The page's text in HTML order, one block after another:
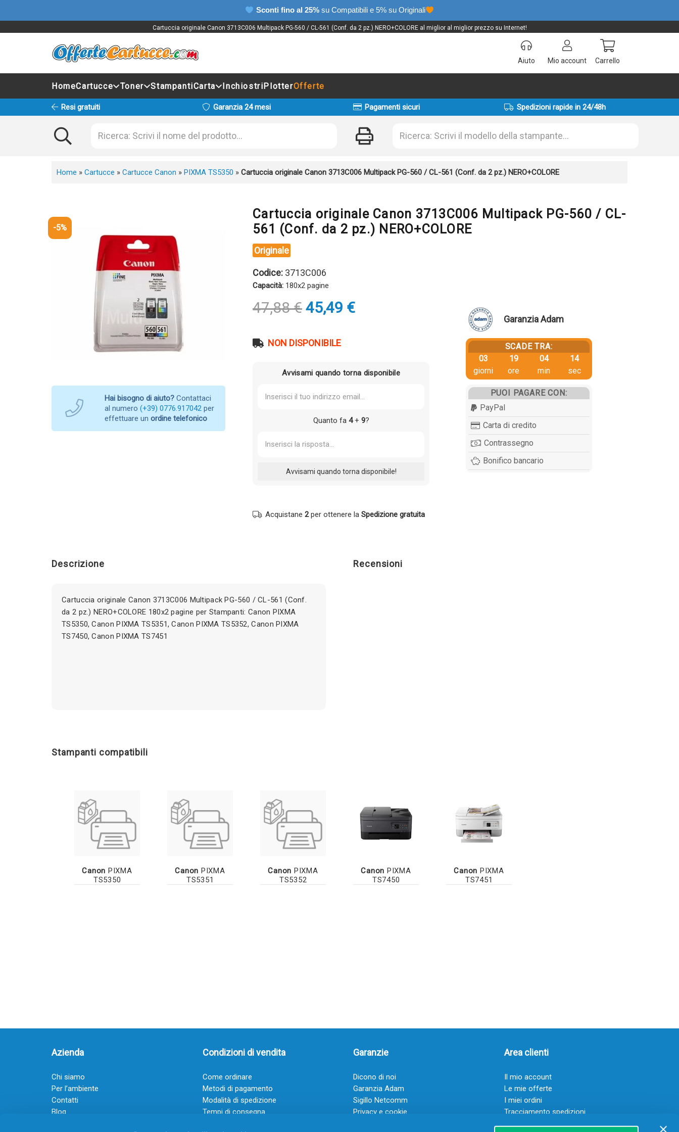
Sconti fino al 25% su Compatibili e 5% su Originali
Cartuccia originale Canon 3713C006 Multipack PG-560 / CL-561 (Conf. da 2 pz.) NERO+COLORE al miglior al miglior prezzo su Internet!
Aiuto Mio account Carrello
HomeCartucce Toner StampantiCarta InchiostriPlotterOfferte
Resi gratuiti Garanzia 24 mesi Pagamenti sicuri Spedizioni rapide in 24/48h
Home » Cartucce » Cartucce Canon » PIXMA TS5350 » Cartuccia originale Canon 3713C006 Multipack PG-560 / CL-561 (Conf. da 2 pz.) NERO+COLORE
-5%
Hai bisogno di aiuto? Contattaci
al numero (+39) 0776.917042 per
effettuare un ordine telefonico
Cartuccia originale Canon 3713C006 Multipack PG-560 / CL-
561 (Conf. da 2 pz.) NERO+COLORE
Originale
Codice: 3713C006
Capacità: 180x2 pagine
47,88€ Il
prezzo
era:
45,49 €Il
NON DISPONIBILE
Avvisami quando torna disponibile
Quanto fa 4+ 9?
Acquistane 2per ottenere la Spedizione gratuita
Garanzia Adam
SCADE TRA:
03
giorni
19
ore
04
min
14
sec
PUOI PAGARE CON:
PayPal
Carta di credito
Contrassegno
Bonifico bancario
Descrizione
Cartuccia originale Canon 3713C006 Multipack PG-560 / CL-561 (Conf.
da 2 pz.) NERO+COLORE 180x2 pagine per Stampanti: Canon PIXMA
TS5350, Canon PIXMA TS5351, Canon PIXMA TS5352, Canon PIXMA
TS7450, Canon PIXMA TS7451
Recensioni
Stampanti compatibili
Canon PIXMA
TS5350
Canon PIXMA
TS5351
Canon PIXMA
TS5352
Canon PIXMA
TS7450
Canon PIXMA
TS7451
Azienda
Chi siamo
Per l’ambiente
Contatti
Blog
Condizioni di vendita
Come ordinare
Metodi di pagamento
Modalità di spedizione
Tempi di consegna
Garanzie
Dicono di noi
Garanzia Adam
Sigillo Netcomm
Privacy e cookie
Area clienti
Il mio account
Le mie offerte
I miei ordini
Tracciamento spedizioni
Resi